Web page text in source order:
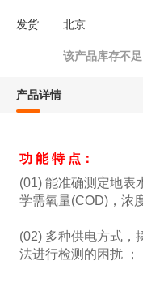
发货 北京
该产品库存不足
产品详情
功 能 特 点：
(01) 能准确测定地表
学需氧量(COD)，浓
(02) 多种供电方式，
法进行检测的困扰 ；